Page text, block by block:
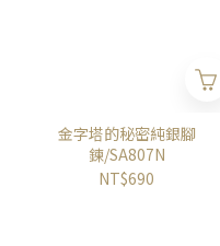
金字塔的秘密純銀腳
鍊/SA807N
NT$690